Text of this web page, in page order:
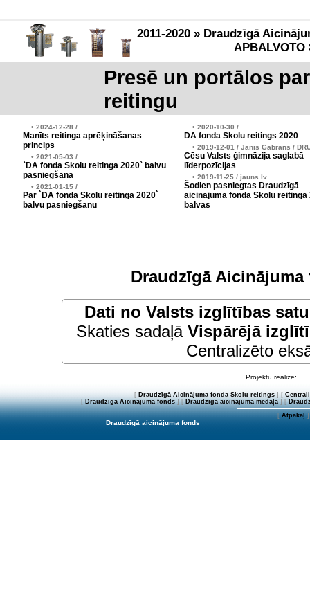
2011-2020 » Draudzīgā
APBALVOTO
Presē un portālos
reitingu
• 2024-12-28 /
Manīts reitinga aprēķināšanas
princips
• 2021-05-03 /
`DA fonda Skolu reitinga 2020` balvu
pasniegšana
• 2021-01-15 /
Par `DA fonda Skolu reitinga 2020`
balvu pasniegšanu
• 2020-10-30 /
DA fonda Skolu reitings 2020
• 2019-12-01 / Jānis Gabrāns /
Cēsu Valsts ģimnāzija saglabā
līderpozīcijas
• 2019-11-25 / jauns.lv
Šodien pasniegtas Draudzīgā
aicinājuma fonda Skolu reitinga
balvas
Draudzīgā
Dati no Valsts izglītības
Skaties sadaļā Vispārējā
Centralizēto
Projektu realizē:
[ Draudzīgā Aicinājuma fonda Skolu reitings] [
[Draudzīgā Aicinājuma fonds] [Draudzīgā aicinājuma medaļa] [
[Atpakaļ]
Draudzīgā aicinājuma fonds